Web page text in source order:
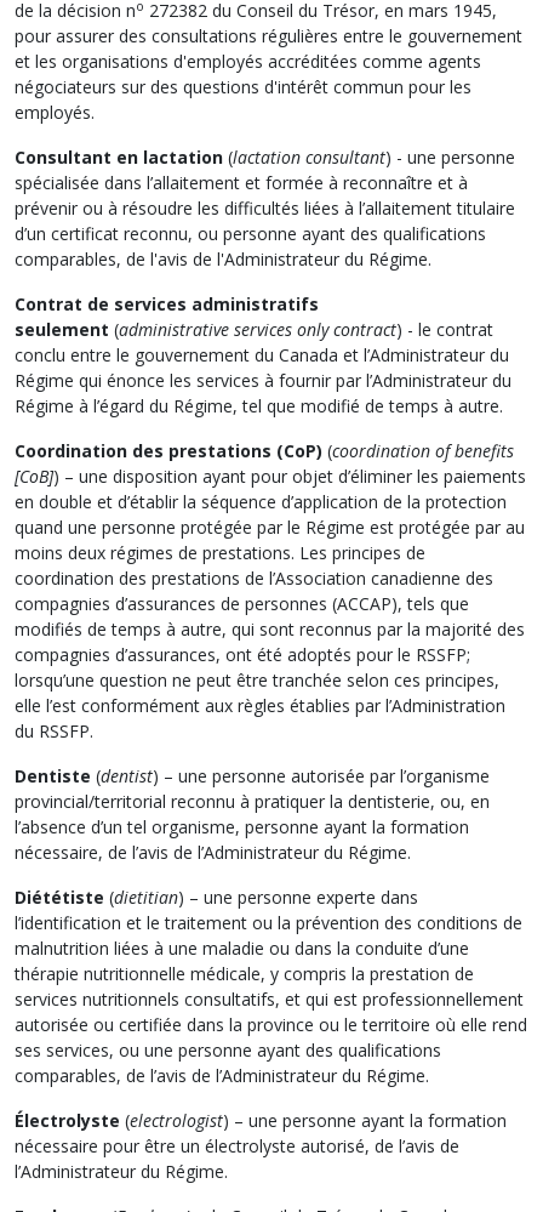
de la décision no 272382 du Conseil du Trésor, en mars 1945,
pour assurer des consultations régulières entre le gouvernement
et les organisations d'employés accréditées comme agents
négociateurs sur des questions d'intérêt commun pour les
employés.
Consultant en lactation (lactation consultant) - une personne
spécialisée dans l’allaitement et formée à reconnaître et à
prévenir ou à résoudre les difficultés liées à l’allaitement titulaire
d’un certificat reconnu, ou personne ayant des qualifications
comparables, de l'avis de l'Administrateur du Régime.
Contrat de services administratifs
seulement (administrative services only contract) - le contrat
conclu entre le gouvernement du Canada et l’Administrateur du
Régime qui énonce les services à fournir par l’Administrateur du
Régime à l’égard du Régime, tel que modifié de temps à autre.
Coordination des prestations (CoP) (coordination of benefits
[CoB]) – une disposition ayant pour objet d’éliminer les paiements
en double et d’établir la séquence d’application de la protection
quand une personne protégée par le Régime est protégée par au
moins deux régimes de prestations. Les principes de
coordination des prestations de l’Association canadienne des
compagnies d’assurances de personnes (ACCAP), tels que
modifiés de temps à autre, qui sont reconnus par la majorité des
compagnies d’assurances, ont été adoptés pour le RSSFP;
lorsqu’une question ne peut être tranchée selon ces principes,
elle l’est conformément aux règles établies par l’Administration
du RSSFP.
Dentiste (dentist) – une personne autorisée par l’organisme
provincial/territorial reconnu à pratiquer la dentisterie, ou, en
l’absence d’un tel organisme, personne ayant la formation
nécessaire, de l’avis de l’Administrateur du Régime.
Diététiste (dietitian) – une personne experte dans
l’identification et le traitement ou la prévention des conditions de
malnutrition liées à une maladie ou dans la conduite d’une
thérapie nutritionnelle médicale, y compris la prestation de
services nutritionnels consultatifs, et qui est professionnellement
autorisée ou certifiée dans la province ou le territoire où elle rend
ses services, ou une personne ayant des qualifications
comparables, de l’avis de l’Administrateur du Régime.
Électrolyste (electrologist) – une personne ayant la formation
nécessaire pour être un électrolyste autorisé, de l’avis de
l’Administrateur du Régime.